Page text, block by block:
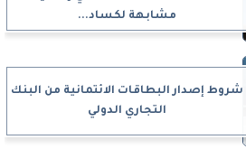
مشابهة لكساد...
شروط إصدار البطاقات الائتمانية من البنك
التجاري الدولي